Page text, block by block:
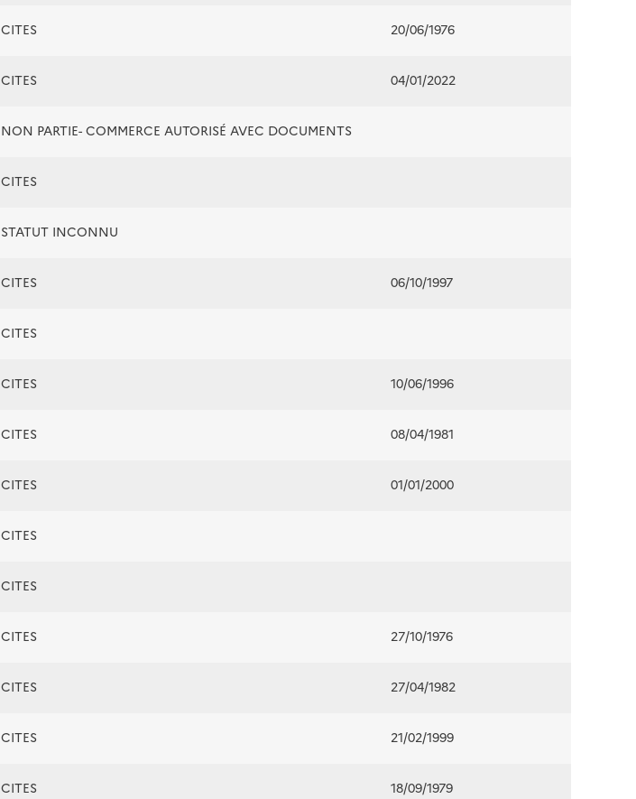
CITES 20/06/1976
CITES 04/01/2022
NON PARTIE- COMMERCE AUTORISÉ AVEC DOCUMENTS
CITES
STATUT INCONNU
CITES 06/10/1997
CITES
CITES 10/06/1996
CITES 08/04/1981
CITES 01/01/2000
CITES
CITES
CITES 27/10/1976
CITES 27/04/1982
CITES 21/02/1999
CITES 18/09/1979